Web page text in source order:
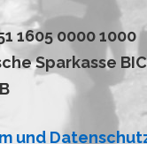
1605 0000 1000
Sparkasse
und